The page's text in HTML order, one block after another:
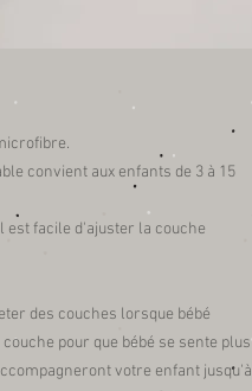
convient aux enfants de 3 à 15
est facile d'ajuster la couche
des couches lorsque bébé
pour que bébé se sente plus
votre enfant jusqu'à